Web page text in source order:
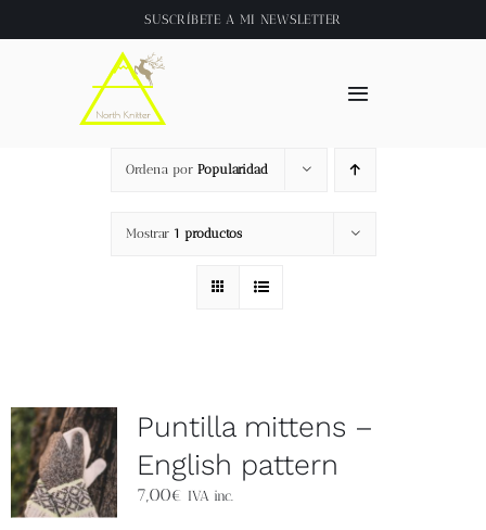
al
SUSCRÍBETE A MI NEWSLETTER
Toggle
Inicio
About
Tienda
Videos
Blog
Ordena por Popularidad
Mostrar 1 productos
Puntilla mittens –
English pattern
7,00€ IVA inc.